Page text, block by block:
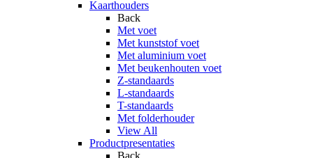
Kaarthouders
Back
Met voet
Met kunststof voet
Met aluminium voet
Met beukenhouten voet
Z-standaards
L-standaards
T-standaards
Met folderhouder
View All
Productpresentaties
Back